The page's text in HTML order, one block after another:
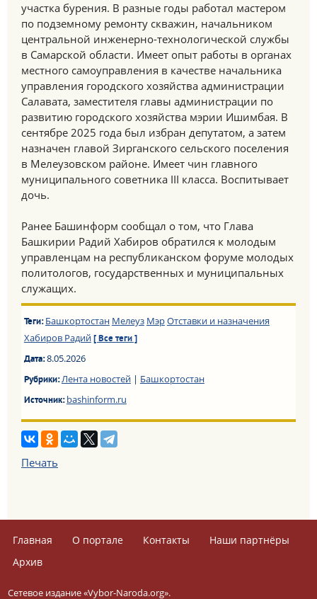
участка бурения. В разные годы работал мастером
по подземному ремонту скважин, начальником
центральной инженерно-технологической службы
в Самарской области. Имеет опыт работы в органах
местного самоуправления в качестве начальника
управления городского хозяйства администрации
Салавата, заместителя главы администрации по
развитию городского хозяйства мэрии Ишимбая. В
сентябре 2025 года был избран депутатом, а затем
назначен главой Зирганского сельского поселения
в Мелеузовском районе. Имеет чин главного
муниципального советника III класса. Воспитывает
дочь.
Ранее Башинформ сообщал о том, что Глава
Башкирии Радий Хабиров обратился к молодым
управленцам на республиканском форуме молодых
политологов, государственных и муниципальных
служащих.
Теги: Башкортостан Мелеуз МэрОтставки и назначения
Хабиров Радий [ Все теги ]
Дата:8.05.2026
Рубрики:Лента новостей| Башкортостан
Источник:bashinform.ru
Печать
Главная О портале Контакты
Наши партнёры
Архив
Сетевое издание «Vybor-Naroda.org».